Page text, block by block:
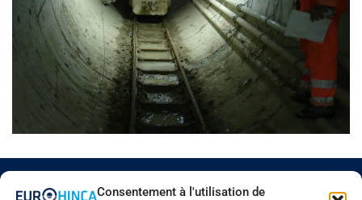
Consentement à l'utilisation de